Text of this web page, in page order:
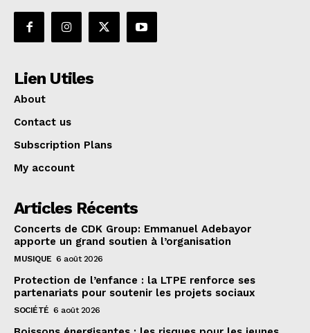
Lien Utiles
About
Contact us
Subscription Plans
My account
Articles Récents
Concerts de CDK Group: Emmanuel Adebayor
apporte un grand soutien à l’organisation
MUSIQUE 6 août 2026
Protection de l’enfance : la LTPE renforce ses
partenariats pour soutenir les projets sociaux
SOCIÉTÉ 6 août 2026